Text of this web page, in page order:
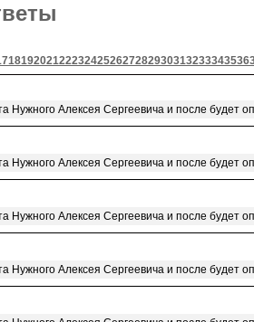
18192021222324252627282930313233343536
Нужного Алексея Сергеевича и после будет
Нужного Алексея Сергеевича и после будет
Нужного Алексея Сергеевича и после будет
Нужного Алексея Сергеевича и после будет